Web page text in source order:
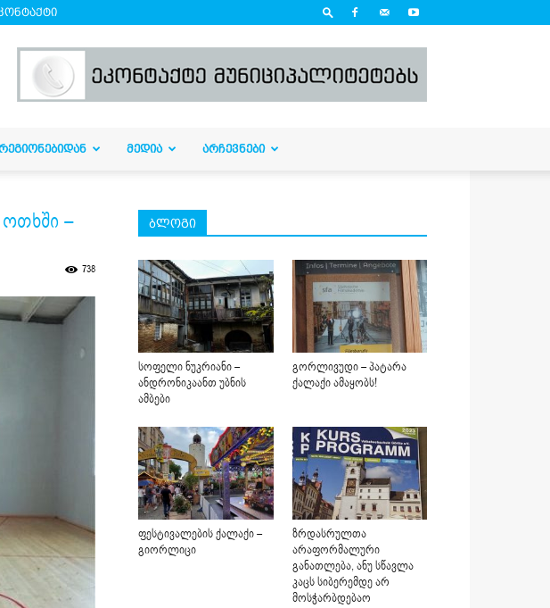
ᲛᲔᲓᲘᲐ ᲐᲠᲩᲔᲕᲜᲔᲑᲘ
–
738
ბლოგი
სოფელი ნუკრიანი –
ანდრონიკაანთ უბნის
ამბები
გორლივუდი – პატარა
ქალაქი ამაყობს!
ფესტივალების ქალაქი –
გიორლიცი
ზრდასრულთა
არაფორმალური
განათლება, ანუ სწავლა
კაცს სიბერემდე არ
მოსჭარბდებაო